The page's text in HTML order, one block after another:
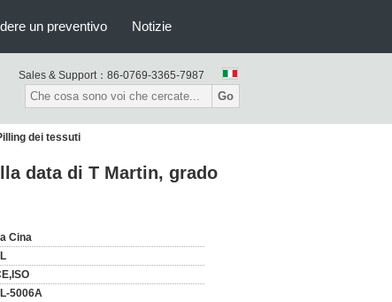
un preventivo Notizie
Sales & Support： 86-0769-3365-7987
Go
dei tessuti
data di T Martin, grado
Cina
5006A